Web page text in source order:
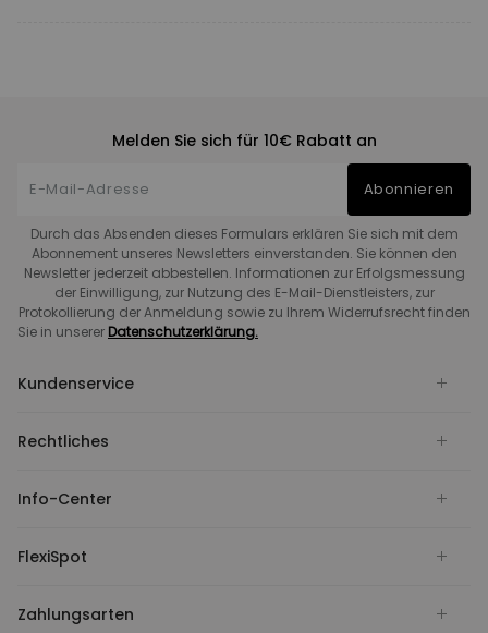
Melden Sie sich für 10€ Rabatt an
Abonnieren
Durch das Absenden dieses Formulars erklären Sie sich mit dem
Abonnement unseres Newsletters einverstanden. Sie können den
Newsletter jederzeit abbestellen. Informationen zur Erfolgsmessung
der Einwilligung, zur Nutzung des E-Mail-Dienstleisters, zur
Protokollierung der Anmeldung sowie zu Ihrem Widerrufsrecht finden
Sie in unserer Datenschutzerklärung.
Kundenservice
Rechtliches
Info-Center
FlexiSpot
Zahlungsarten